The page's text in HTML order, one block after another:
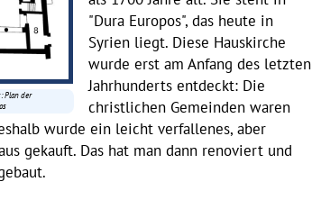
Plan der
"Dura Europos", das heute in
Syrien liegt. Diese Hauskirche
wurde erst am Anfang des letzten
Jahrhunderts entdeckt: Die
christlichen Gemeinden waren
wurde ein leicht verfallenes, aber
gekauft. Das hat man dann renoviert und